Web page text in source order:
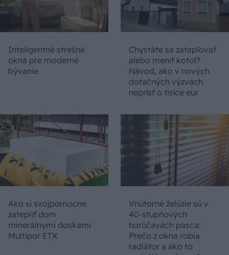
Inteligentné strešné
okná pre moderné
bývanie
Chystáte sa zatepľovať
alebo meniť kotol?
Návod, ako v nových
dotačných výzvach
neprísť o tisíce eur
Ako si svojpomocne
zatepliť dom
minerálnymi doskami
Multipor ETX
Vnútorné žalúzie sú v
40-stupňových
horúčavách pasca:
Prečo z okna robia
radiátor a ako to